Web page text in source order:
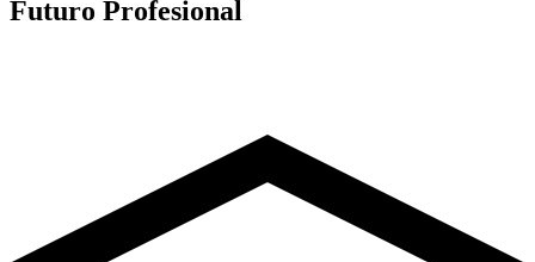
Futuro Profesional